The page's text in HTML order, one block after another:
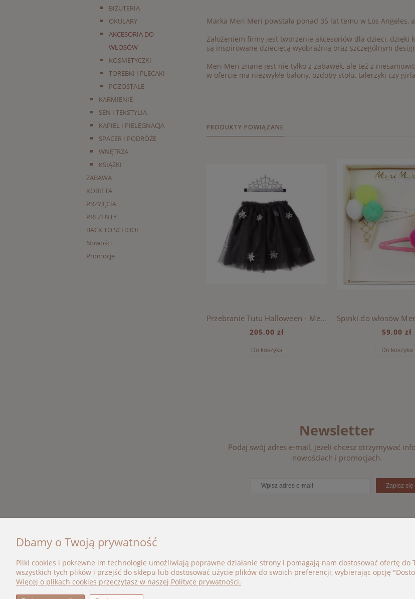
BIŻUTERIA
OKULARY
AKCESORIA DO
WŁOSÓW
KOSMETYCZKI
TOREBKI I PLECAKI
POZOSTAŁE
KARMIENIE
SEN I TEKSTYLIA
KĄPIEL I PIELĘGNACJA
SPACER I PODRÓŻE
WNĘTRZA
KSIĄŻKI
ZABAWA
KOBIETA
PRZYJĘCIA
PREZENTY
BACK TO SCHOOL
Nowości
Promocje
Marka Meri Meri powstała ponad 35 lat temu w Los Angeles,
Założeniem firmy jest tworzenie akcesoriów dla dzieci,
są inspirowane dziecięcą wyobraźnią oraz szczególnym
Meri Meri znane jest nie tylko z zabawek, ale też z
w ofercie ma niezwykłe balony, ozdoby stołu, talerzyki czy
PRODUKTY POWIĄZANE
Przebranie Tutu Halloween - Meri Meri
205,00 zł
Do koszyka
59,00 zł
Do koszyka
Newsletter
Podaj swój adres e-mail, jeżeli chcesz otrzymywać
nowościach i promocjach.
Zapisz się
Kontakt
Zwroty i reklamacje
Nowości
Promocje
Dbamy o Twoją prywatność
Pliki cookies i pokrewne im technologie umożliwiają poprawne działanie strony i pomagają nam dostosować ofertę
wszystkich tych plików i przejść do sklepu lub dostosować użycie plików do swoich preferencji, wybierając opcję
Więcej o plikach cookies przeczytasz w naszej Polityce prywatności.